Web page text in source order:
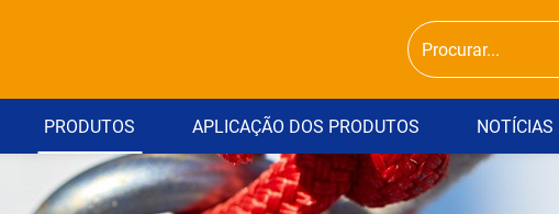
PRODUTOS APLICAÇÃO DOS PRODUTOS NOTÍCIAS